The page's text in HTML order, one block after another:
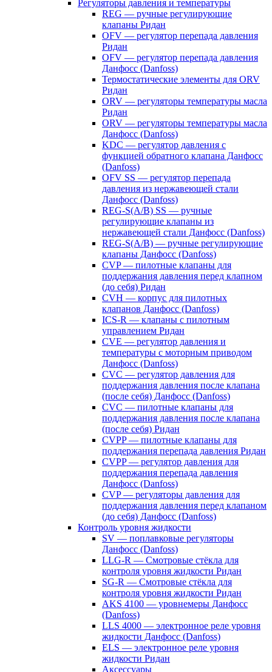
Регуляторы давления и температуры
REG — ручные регулирующие
клапаны Ридан
OFV — регулятор перепада давления
Ридан
OFV — регулятор перепада давления
Данфосс (Danfoss)
Термостатические элементы для ORV
Ридан
ORV — регуляторы температуры масла
Ридан
ORV — регуляторы температуры масла
Данфосс (Danfoss)
KDC — регулятор давления с
функцией обратного клапана Данфосс
(Danfoss)
OFV SS — регулятор перепада
давления из нержавеющей стали
Данфосс (Danfoss)
REG-S(A/B) SS — ручные
регулирующие клапаны из
нержавеющей стали Данфосс (Danfoss)
REG-S(A/B) — ручные регулирующие
клапаны Данфосс (Danfoss)
CVP — пилотные клапаны для
поддержания давления перед клапном
(до себя) Ридан
CVH — корпус для пилотных
клапанов Данфосс (Danfoss)
ICS-R — клапаны с пилотным
управлением Ридан
CVE — регулятор давления и
температуры с моторным приводом
Данфосс (Danfoss)
CVС — регулятор давления для
поддержания давления после клапана
(после себя) Данфосс (Danfoss)
CVС — пилотные клапаны для
поддержания давления после клапана
(после себя) Ридан
CVPP — пилотные клапаны для
поддержания перепада давления Ридан
CVPP — регулятор давления для
поддержания перепада давления
Данфосс (Danfoss)
CVP — регуляторы давления для
поддержания давления перед клапаном
(до себя) Данфосс (Danfoss)
Контроль уровня жидкости
SV — поплавковые регуляторы
Данфосс (Danfoss)
LLG-R — Смотровые стёкла для
контроля уровня жидкости Ридан
SG-R — Смотровые стёкла для
контроля уровня жидкости Ридан
AKS 4100 — уровнемеры Данфосс
(Danfoss)
LLS 4000 — электронное реле уровня
жидкости Данфосс (Danfoss)
ELS — электронное реле уровня
жидкости Ридан
Аксессуары